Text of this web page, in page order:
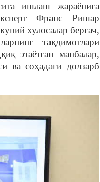
ишлаш жараёнига
Франс Ришар
хулосалар бергач,
тақдимотлари
этаётган манбалар,
ва соҳадаги долзарб